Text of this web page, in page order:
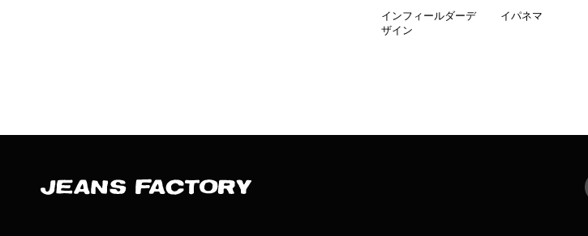
インフィールダーデ
ザイン
イパネマ